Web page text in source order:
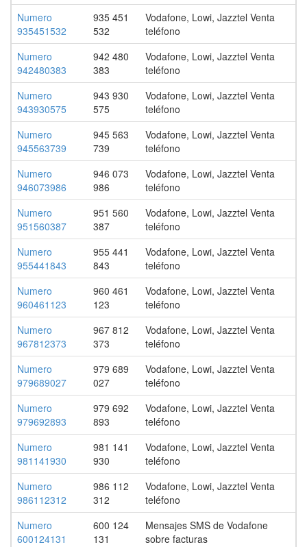
Numero
935451532
935 451
532
Vodafone, Lowi, Jazztel Venta
teléfono
Numero
942480383
942 480
383
Vodafone, Lowi, Jazztel Venta
teléfono
Numero
943930575
943 930
575
Vodafone, Lowi, Jazztel Venta
teléfono
Numero
945563739
945 563
739
Vodafone, Lowi, Jazztel Venta
teléfono
Numero
946073986
946 073
986
Vodafone, Lowi, Jazztel Venta
teléfono
Numero
951560387
951 560
387
Vodafone, Lowi, Jazztel Venta
teléfono
Numero
955441843
955 441
843
Vodafone, Lowi, Jazztel Venta
teléfono
Numero
960461123
960 461
123
Vodafone, Lowi, Jazztel Venta
teléfono
Numero
967812373
967 812
373
Vodafone, Lowi, Jazztel Venta
teléfono
Numero
979689027
979 689
027
Vodafone, Lowi, Jazztel Venta
teléfono
Numero
979692893
979 692
893
Vodafone, Lowi, Jazztel Venta
teléfono
Numero
981141930
981 141
930
Vodafone, Lowi, Jazztel Venta
teléfono
Numero
986112312
986 112
312
Vodafone, Lowi, Jazztel Venta
teléfono
Numero
600124131
600 124
131
Mensajes SMS de Vodafone
sobre facturas